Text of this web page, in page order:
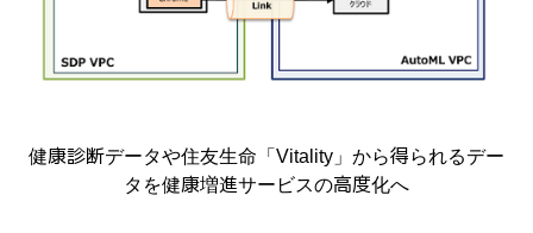
健康診断データや住友生命「Vitality」から得られるデー
タを健康増進サービスの高度化へ